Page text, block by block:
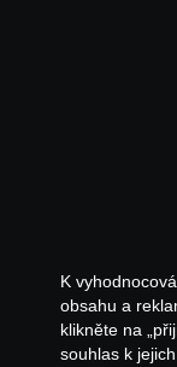
K
obsahu a
klikněte na
souhlas k